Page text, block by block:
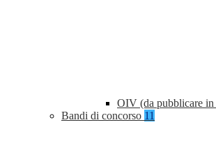
OIV (da pubblicare in
Bandi di concorso 11